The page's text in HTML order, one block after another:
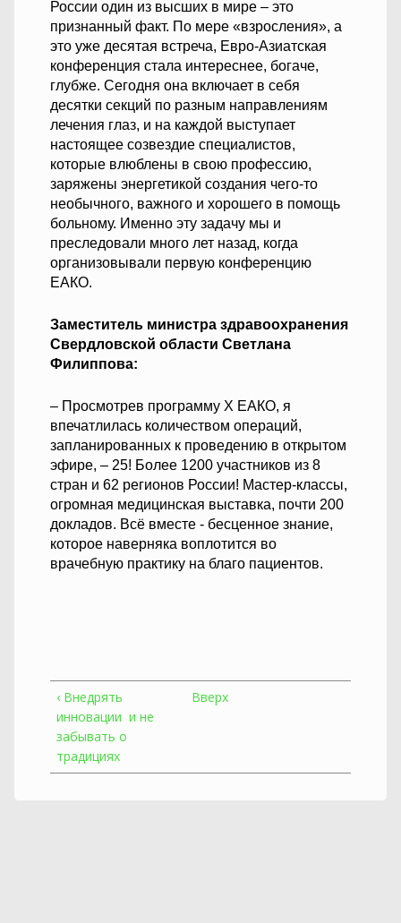
России один из высших в мире – это
признанный факт. По мере «взросления», а
это уже десятая встреча, Евро-Азиатская
конференция стала интереснее, богаче,
глубже. Сегодня она включает в себя
десятки секций по разным направлениям
лечения глаз, и на каждой выступает
настоящее созвездие специалистов,
которые влюблены в свою профессию,
заряжены энергетикой создания чего-то
необычного, важного и хорошего в помощь
больному. Именно эту задачу мы и
преследовали много лет назад, когда
организовывали первую конференцию
ЕАКО.
Заместитель министра здравоохранения
Свердловской области Светлана
Филиппова:
– Просмотрев программу Х ЕАКО, я
впечатлилась количеством операций,
запланированных к проведению в открытом
эфире, – 25! Более 1200 участников из 8
стран и 62 регионов России! Мастер-классы,
огромная медицинская выставка, почти 200
докладов. Всё вместе - бесценное знание,
которое наверняка воплотится во
врачебную практику на благо пациентов.
‹ Внедрять
инновации и не
забывать о
традициях
Вверх